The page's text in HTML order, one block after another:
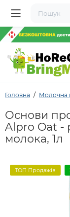
Головна Молочна
Основи
Alpro Oat -
молока, 1л
ТОП Продажів